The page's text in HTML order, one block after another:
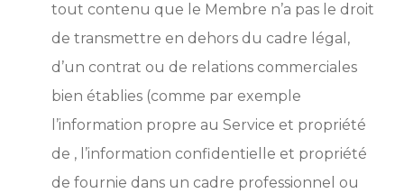
tout contenu que le Membre n’a pas le droit
de transmettre en dehors du cadre légal,
d’un contrat ou de relations commerciales
bien établies (comme par exemple
l’information propre au Service et propriété
de , l’information confidentielle et propriété
de fournie dans un cadre professionnel ou